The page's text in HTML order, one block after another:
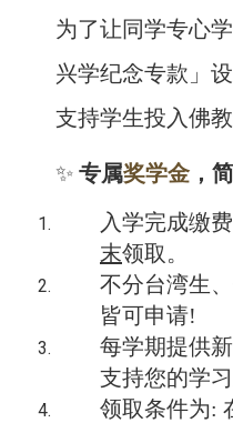
为了让同学专心
兴学纪念专款」
支持学生投入佛
✨ 专属奖学金 ，
入学完成缴
末领取。
不分台湾生
皆可申请!
每学期提供
支持您的学习
领取条件为: